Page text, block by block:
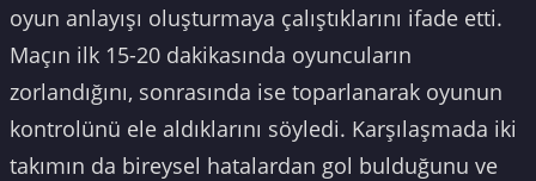
oyun anlayışı oluşturmaya çalıştıklarını ifade etti.
Maçın ilk 15-20 dakikasında oyuncuların
zorlandığını, sonrasında ise toparlanarak oyunun
kontrolünü ele aldıklarını söyledi. Karşılaşmada iki
takımın da bireysel hatalardan gol bulduğunu ve